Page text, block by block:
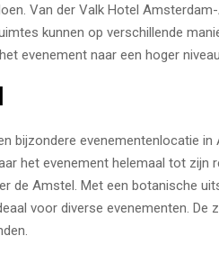
Van der Valk Hotel
kunnen op verschillende
evenement naar een hoger
bijzondere evenementenlocatie in
het evenement helemaal tot zijn
de Amstel. Met een botanische
voor diverse evenementen. De